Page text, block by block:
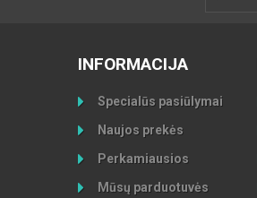
INFORMACIJA
Specialūs pasiūlymai
Naujos prekės
Perkamiausios
Mūsų parduotuvės